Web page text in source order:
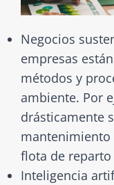
Negocios
empresas
métodos y
ambiente. Por
drásticamente
mantenimiento
flota de reparto
Inteligencia